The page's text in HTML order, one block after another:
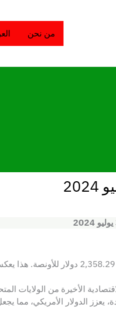
من نحن
الأخيرة من
يعزز الدولار الأمريكي، مما